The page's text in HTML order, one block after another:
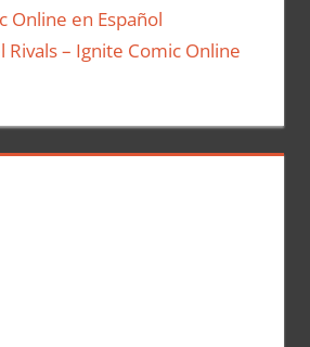
Online en Español
Rivals – Ignite Comic Online